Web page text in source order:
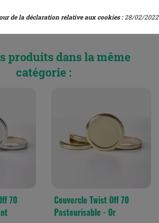
produits dans la même
catégorie :
70
Couvercle Twist Off 70
Pasteurisable - Or
de la déclaration relative aux cookies :28/02/2022